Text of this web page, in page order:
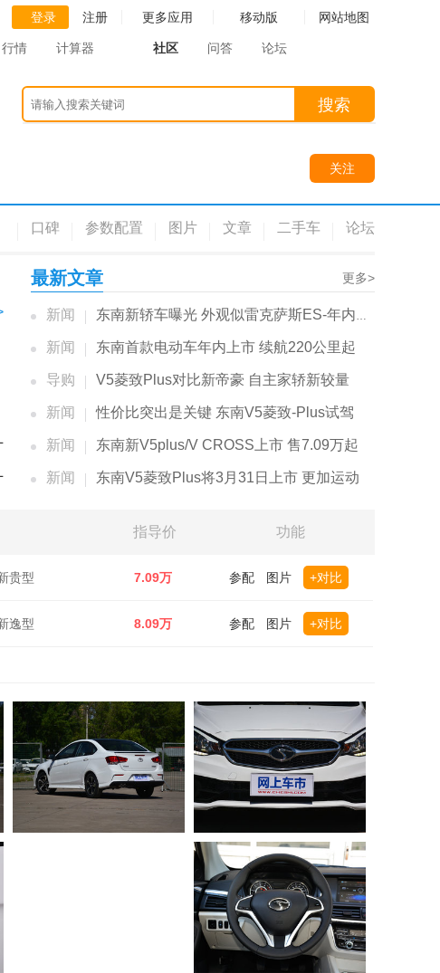
登录 注册 更多应用 移动版 网站地图
行情 计算器 社区 问答 论坛
搜索
关注
口碑 参数配置 图片 文章 二手车 论坛
最新文章 更多>
新闻 东南新轿车曝光 外观似雷克萨斯ES-年内就能...
新闻 东南首款电动车年内上市 续航220公里起
导购 V5菱致Plus对比新帝豪 自主家轿新较量
新闻 性价比突出是关键 东南V5菱致-Plus试驾
新闻 东南新V5plus/V CROSS上市 售7.09万起
新闻 东南V5菱致Plus将3月31日上市 更加运动
指导价 功能
贵型 7.09万 参配 图片 +对比
逸型 8.09万 参配 图片 +对比